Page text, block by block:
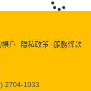
帳戶 隱私政策 服務條款
2704-1033